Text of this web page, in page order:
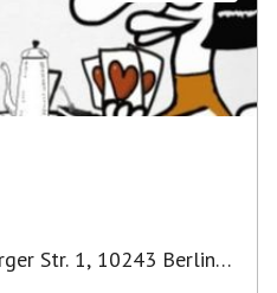
Str. 1, 10243 Berlin-